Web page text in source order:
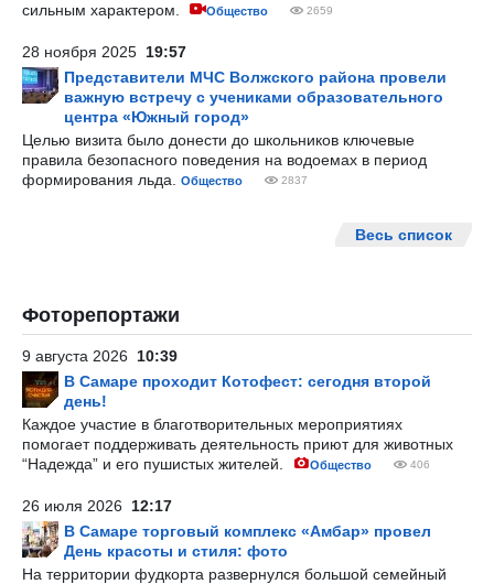
сильным характером.
Общество 2659
28 ноября 2025 19:57
Представители МЧС Волжского района провели
важную встречу с учениками образовательного
центра «Южный город»
Целью визита было донести до школьников ключевые
правила безопасного поведения на водоемах в период
формирования льда.
Общество 2837
Весь список
Фоторепортажи
9 августа 2026 10:39
В Самаре проходит Котофест: сегодня второй
день!
Каждое участие в благотворительных мероприятиях
помогает поддерживать деятельность приют для животных
“Надежда” и его пушистых жителей.
Общество 406
26 июля 2026 12:17
В Самаре торговый комплекс «Амбар» провел
День красоты и стиля: фото
На территории фудкорта развернулся большой семейный